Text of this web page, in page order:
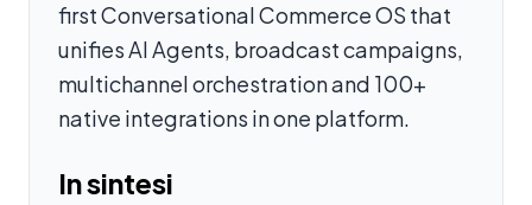
first Conversational Commerce OS that
unifies AI Agents, broadcast campaigns,
multichannel orchestration and 100+
native integrations in one platform.
In sintesi